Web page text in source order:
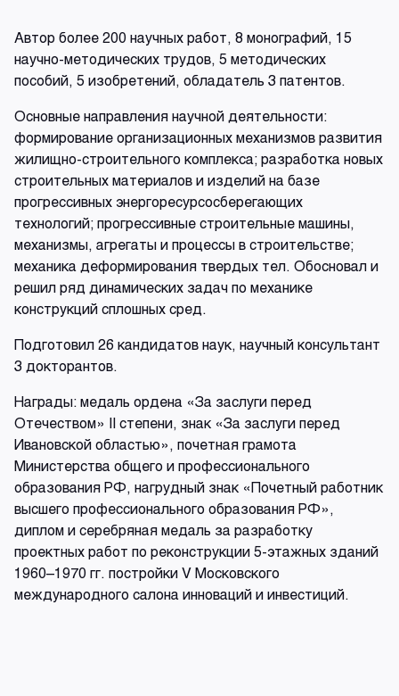
Автор более 200 научных работ, 8 монографий, 15
научно-методических трудов, 5 методических
пособий, 5 изобретений, обладатель 3 патентов.
Основные направления научной деятельности:
формирование организационных механизмов развития
жилищно-строительного комплекса; разработка новых
строительных материалов и изделий на базе
прогрессивных энергоресурсосберегающих
технологий; прогрессивные строительные машины,
механизмы, агрегаты и процессы в строительстве;
механика деформирования твердых тел. Обосновал и
решил ряд динамических задач по механике
конструкций сплошных сред.
Подготовил 26 кандидатов наук, научный консультант
3 докторантов.
Награды: медаль ордена «За заслуги перед
Отечеством» II степени, знак «За заслуги перед
Ивановской областью», почетная грамота
Министерства общего и профессионального
образования РФ, нагрудный знак «Почетный работник
высшего профессионального образования РФ»,
диплом и серебряная медаль за разработку
проектных работ по реконструкции 5-этажных зданий
1960–1970 гг. постройки V Московского
международного салона инноваций и инвестиций.